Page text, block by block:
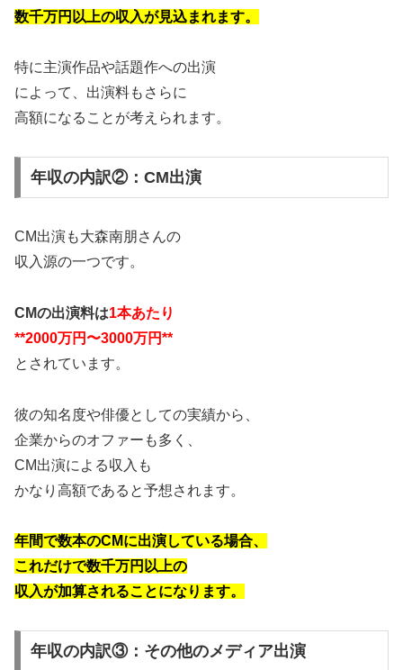
数千万円以上の収入が見込まれます。
特に主演作品や話題作への出演
によって、出演料もさらに
高額になることが考えられます。
年収の内訳②：CM出演
CM出演も大森南朋さんの
収入源の一つです。
CMの出演料は1本あたり
**2000万円〜3000万円**
とされています。
彼の知名度や俳優としての実績から、
企業からのオファーも多く、
CM出演による収入も
かなり高額であると予想されます。
年間で数本のCMに出演している場合、
これだけで数千万円以上の
収入が加算されることになります。
年収の内訳③：その他のメディア出演